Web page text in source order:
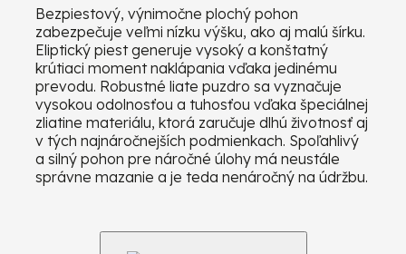
Bezpiestový, výnimočne plochý pohon
zabezpečuje veľmi nízku výšku, ako aj malú šírku.
Eliptický piest generuje vysoký a konštatný
krútiaci moment naklápania vďaka jedinému
prevodu. Robustné liate puzdro sa vyznačuje
vysokou odolnosťou a tuhosťou vďaka špeciálnej
zliatine materiálu, ktorá zaručuje dlhú životnosť aj
v tých najnáročnejších podmienkach. Spoľahlivý
a silný pohon pre náročné úlohy má neustále
správne mazanie a je teda nenáročný na údržbu.